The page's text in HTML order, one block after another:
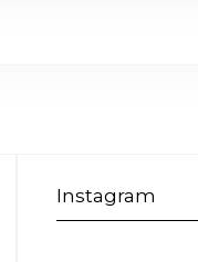
Instagram